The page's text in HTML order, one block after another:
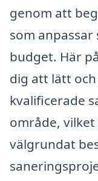
genom att
som
budget. Här
dig att lätt
kvalificerade
område,
välgrundat